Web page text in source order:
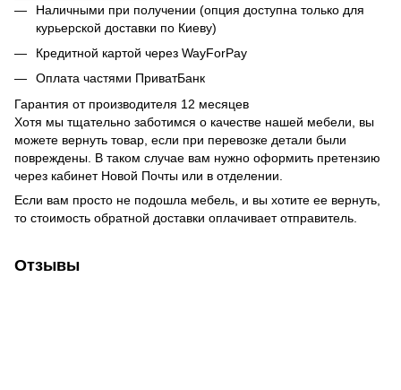
Наличными при получении (опция доступна только для
курьерской доставки по Киеву)
Кредитной картой через WayForPay
Оплата частями ПриватБанк
Гарантия от производителя 12 месяцев
Хотя мы тщательно заботимся о качестве нашей мебели, вы
можете вернуть товар, если при перевозке детали были
повреждены. В таком случае вам нужно оформить претензию
через кабинет Новой Почты или в отделении.
Если вам просто не подошла мебель, и вы хотите ее вернуть,
то стоимость обратной доставки оплачивает отправитель.
Отзывы